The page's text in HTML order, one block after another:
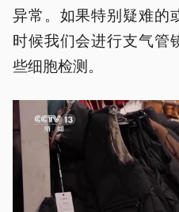
异常。如果特别疑难的
时候我们会进行支气管
些细胞检测。